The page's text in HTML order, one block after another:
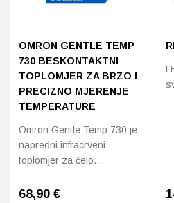
OMRON GENTLE TEMP
730 BESKONTAKTNI
TOPLOMJER ZA BRZO I
PRECIZNO MJERENJE
TEMPERATURE
Omron Gentle Temp 730 je
napredni infracrveni
toplomjer za čelo…
68,90 €